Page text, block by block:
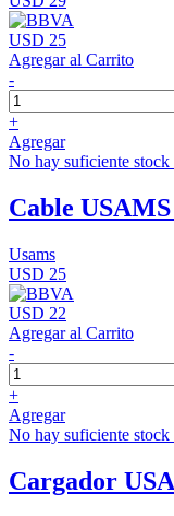
USD 25
Agregar al Carrito
-
+
Agregar
No hay suficiente
Cable
Usams
USD 25
USD 22
Agregar al Carrito
-
+
Agregar
No hay suficiente
Cargador